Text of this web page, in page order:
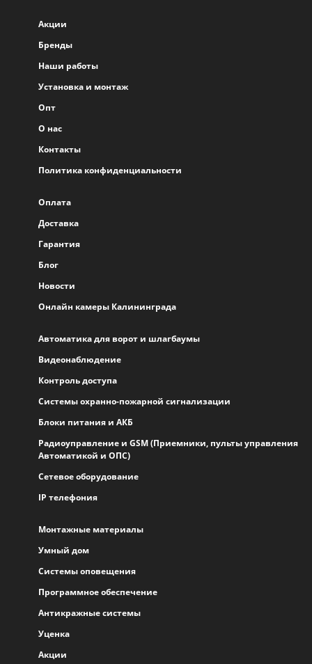
Акции
Бренды
Наши работы
Установка и монтаж
Опт
О нас
Контакты
Политика конфиденциальности
Оплата
Доставка
Гарантия
Блог
Новости
Онлайн камеры Калининграда
Автоматика для ворот и шлагбаумы
Видеонаблюдение
Контроль доступа
Системы охранно-пожарной сигнализации
Блоки питания и АКБ
Радиоуправление и GSM (Приемники, пульты управления
Автоматикой и ОПС)
Сетевое оборудование
IP телефония
Монтажные материалы
Умный дом
Системы оповещения
Программное обеспечение
Антикражные системы
Уценка
Акции